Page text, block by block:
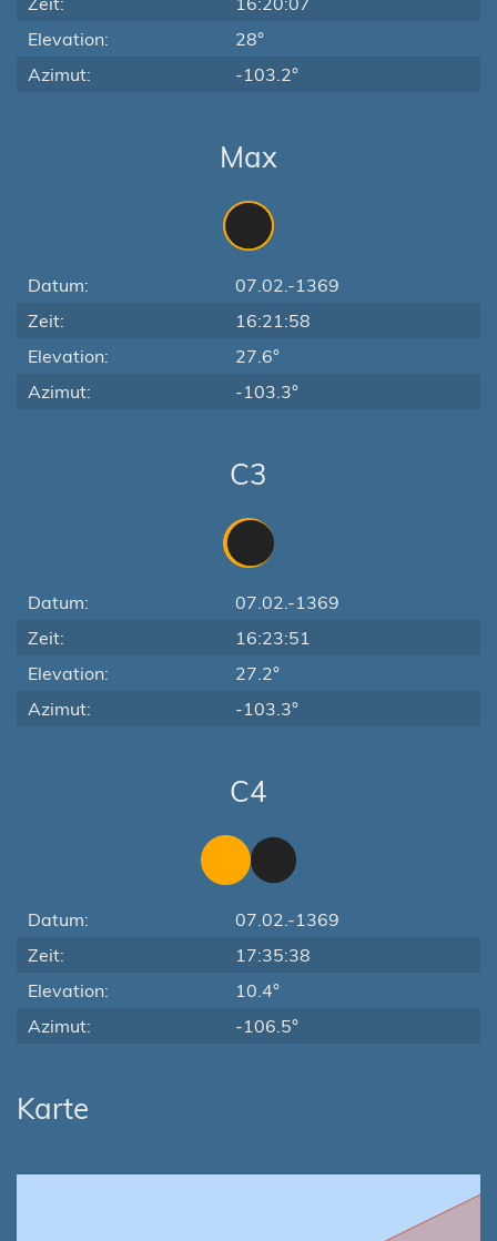
Elevation:
28°
Azimut:
-103.2°
Max
Datum:
07.02.-1369
Zeit:
16:21:58
Elevation:
27.6°
Azimut:
-103.3°
C3
Datum:
07.02.-1369
Zeit:
16:23:51
Elevation:
27.2°
Azimut:
-103.3°
C4
Datum:
07.02.-1369
Zeit:
17:35:38
Elevation:
10.4°
Azimut:
-106.5°
Karte